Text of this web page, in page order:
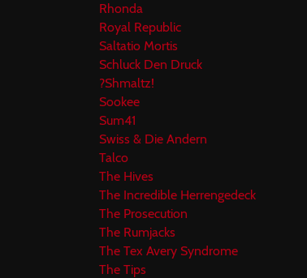
Rhonda
Royal Republic
Saltatio Mortis
Schluck Den Druck
?Shmaltz!
Sookee
Sum41
Swiss & Die Andern
Talco
The Hives
The Incredible Herrengedeck
The Prosecution
The Rumjacks
The Tex Avery Syndrome
The Tips